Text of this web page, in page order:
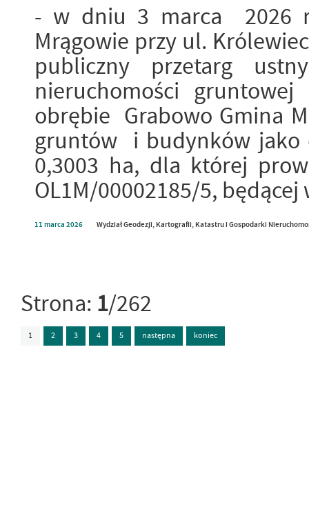
- w dniu 3 marca 2026
Mrągowie przy ul.
publiczny przetarg
nieruchomości
obrębie Grabowo Gmina
gruntów i budynków
0,3003 ha, dla której
OL1M/00002185/5, będącej
11 marca 2026 Wydział Geodezji, Kartografii, Katastru i Gospodarki
Strona: 1/262
1 2 3 4 5 następna koniec